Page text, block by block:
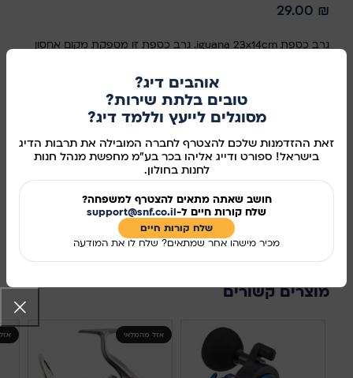
אוהבים דיג?
טובים בלתת שירות?
מסוגלים לייעץ וללמד דיג?
זאת ההזדמנות שלכם להצטרף לחברה המובילה את תרבות הדיג
בישראל! ספורט ודייג אליהו בכר בע"מ מחפשת מנהל חנות
לחנות בחולון.
חושב שאתה מתאים להצטרף למשפחה?
שלח קורות חיים ל-support@snf.co.il
שלח קורות חיים​
מכיר מישהו אחר שמתאים? שלח לו את המודעה
29.00 ₪
גרב כספת iguana 23x14cm. גרב כספת זו מספקת מקום אחסון
מסמכים, כסף וכד’. ניתן להשיג בשחור ובלבן, עם או בלי סקוטש
סגירה. אזהרה: לא ללבוש בזמן השינה. ישנם בעלי רגישות עור
לחומריי גומי. במקרה של פריחה או תחושה לא נעימה יש לפנות
לרופא. רכיבים: פוליאסטר 36% , גומי 46% , ריון 16%
מידע נוסף
14111
שיתוף ברשתות החברתיות:
מוצרים קשורים
אזל מהמלאי